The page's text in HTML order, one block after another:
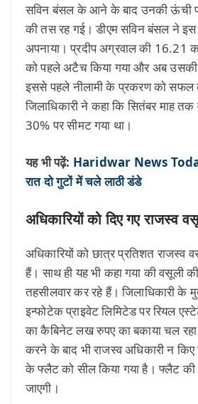
सविन बंसल के आने के बाद उनकी ऊंची
की तस रह गई। डीएम सविन बंसल ने
अपनाया। प्रदीप अग्रवाल की 16.21
को पहले अटैच किया गया और अब उसकी
इससे पहले नीलामी के प्रकरण को सफल
जिलाधिकारी ने कहा कि सितंबर माह
30% पर सीमट गया था।
यह भी पढ़ें: Haridwar News
रात दो गुटों में चले लाठी डंडे
अधिकारियों को दिए गए राजस्व
अधिकारियों को छात्र प्रतिशत राजस्व
हैं। साथ ही यह भी कहा गया की वसूली
तहसीलवार कर रहे हैं। जिलाधिकारी के
इन्फोटेक प्राइवेट लिमिटेड पर रियल
का कैबिनेट लख रुपए का बकाया चल
करने के बाद भी राजस्व अधिकारी न
के फ्लैट को सील किया गया है। फ्लैट की
जाएगी।